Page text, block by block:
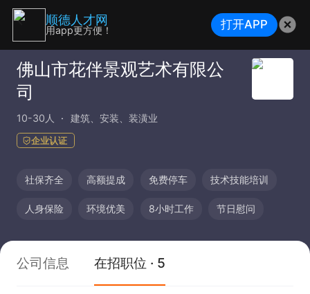
佛山市花伴景观艺术有限公
司
10-30人 建筑、安装、装潢业
企业认证
社保齐全 高额提成 免费停车 技术技能培训
人身保险 环境优美 8小时工作 节日慰问
公司信息 在招职位 · 5
顺德人才网
用app更方便！ 打开APP